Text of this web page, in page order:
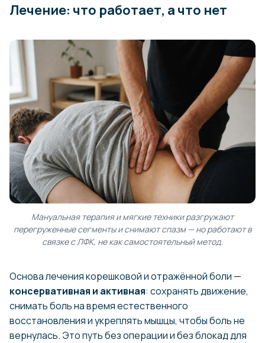
Лечение: что работает, а что нет
Мануальная терапия и мягкие техники разгружают
перегруженные сегменты и снимают спазм — но работают в
связке с ЛФК, не как самостоятельный метод.
Основа лечения корешковой и отражённой боли —
консервативная и активная: сохранять движение,
снимать боль на время естественного
восстановления и укреплять мышцы, чтобы боль не
вернулась. Это путь без операции и без блокад для